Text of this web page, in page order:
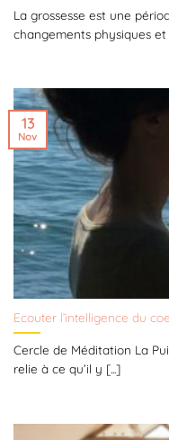
La grossesse est une
changements physiques
Ecouter l’intelligence du
Cercle de Méditation La
relie à ce qu’il y [...]
13
Nov